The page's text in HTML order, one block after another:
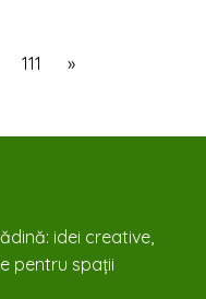
111 »
idei creative,
pentru spații